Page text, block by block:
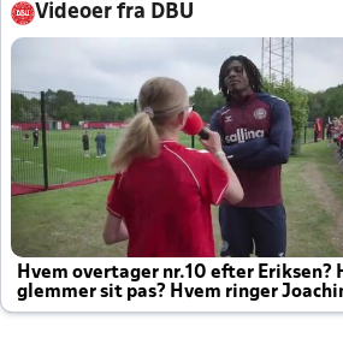
Videoer fra DBU
Hvem overtager nr.10 efter Eriksen?
glemmer sit pas? Hvem ringer
altid til efter kampe?